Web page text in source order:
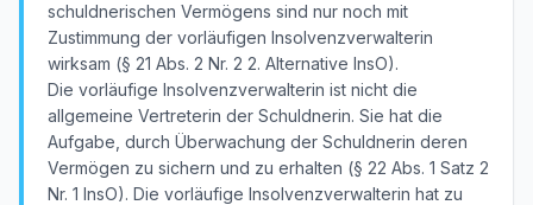
schuldnerischen Vermögens sind nur noch mit
Zustimmung der vorläufigen Insolvenzverwalterin
wirksam (§ 21 Abs. 2 Nr. 2 2. Alternative InsO).
Die vorläufige Insolvenzverwalterin ist nicht die
allgemeine Vertreterin der Schuldnerin. Sie hat die
Aufgabe, durch Überwachung der Schuldnerin deren
Vermögen zu sichern und zu erhalten (§ 22 Abs. 1 Satz 2
Nr. 1 InsO). Die vorläufige Insolvenzverwalterin hat zu